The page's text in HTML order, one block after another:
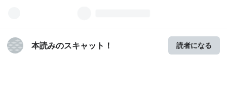
本読みのスキャット！ 読者になる